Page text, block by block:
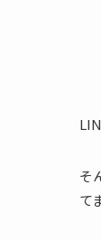
そ
て